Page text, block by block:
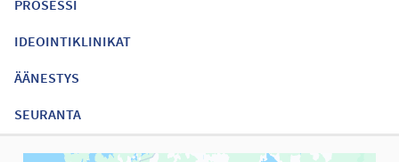
PROSESSI
IDEOINTIKLINIKAT
ÄÄNESTYS
SEURANTA